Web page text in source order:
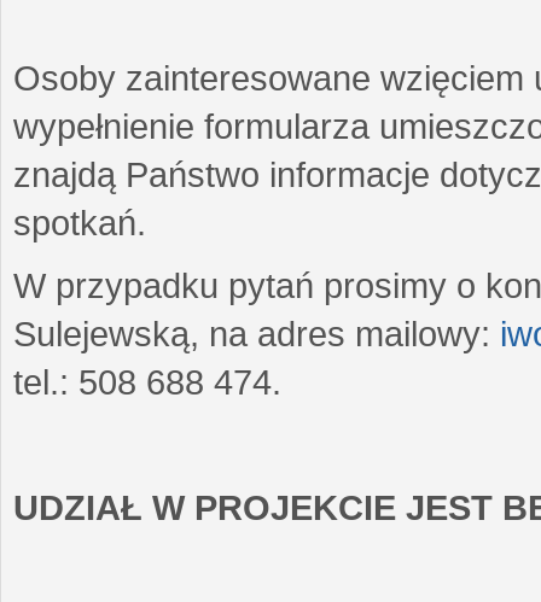
Osoby zainteresowane wzięciem
wypełnienie formularza
znajdą Państwo informacje
spotkań.
W przypadku pytań prosimy o
Sulejewską, na adres mailowy:
tel.: 508 688 474.
UDZIAŁ W PROJEKCIE JEST